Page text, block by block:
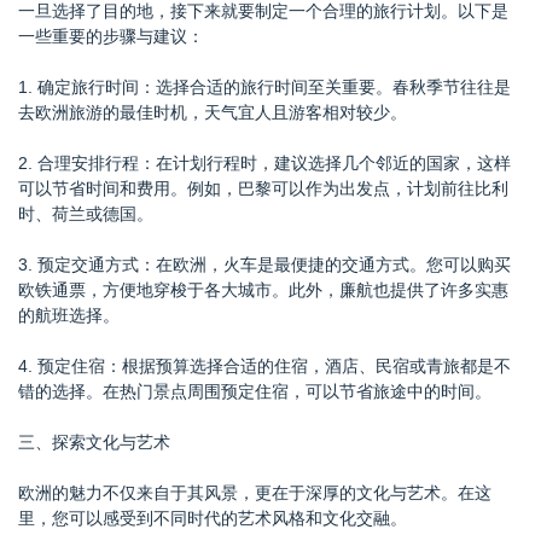
一旦选择了目的地，接下来就要制定一个合理的旅行计划。以下是
一些重要的步骤与建议：
1. 确定旅行时间：选择合适的旅行时间至关重要。春秋季节往往是
去欧洲旅游的最佳时机，天气宜人且游客相对较少。
2. 合理安排行程：在计划行程时，建议选择几个邻近的国家，这样
可以节省时间和费用。例如，巴黎可以作为出发点，计划前往比利
时、荷兰或德国。
3. 预定交通方式：在欧洲，火车是最便捷的交通方式。您可以购买
欧铁通票，方便地穿梭于各大城市。此外，廉航也提供了许多实惠
的航班选择。
4. 预定住宿：根据预算选择合适的住宿，酒店、民宿或青旅都是不
错的选择。在热门景点周围预定住宿，可以节省旅途中的时间。
三、探索文化与艺术
欧洲的魅力不仅来自于其风景，更在于深厚的文化与艺术。在这
里，您可以感受到不同时代的艺术风格和文化交融。